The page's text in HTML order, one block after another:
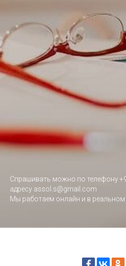
Спрашивать можно по телефону
адресу assol.s@gmail.com
Мы работаем онлайн и в реальном